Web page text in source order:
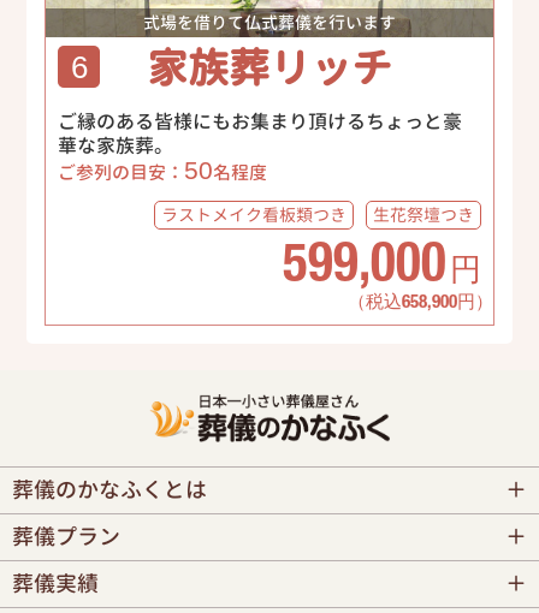
式場を借りて仏式葬儀を行います
6 家族葬リッチ
ご縁のある皆様にもお集まり頂けるちょっと豪
華な家族葬。
ご参列の目安： 50名程度
ラストメイク看板類つき 生花祭壇つき
599,000 円
（税込658,900円）
葬儀のかなふくとは
葬儀プラン
葬儀実績